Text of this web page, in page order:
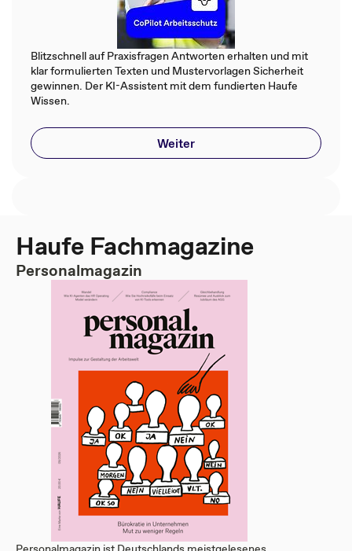
Blitzschnell auf Praxisfragen Antworten erhalten und mit
klar formulierten Texten und Mustervorlagen Sicherheit
gewinnen. Der KI-Assistent mit dem fundierten Haufe
Wissen.
Weiter
Haufe Fachmagazine
Personalmagazin